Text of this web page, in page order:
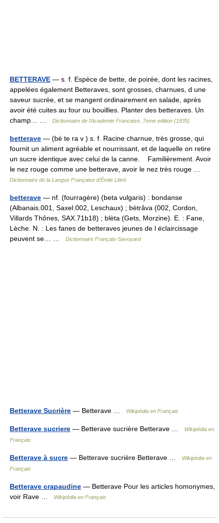
BETTERAVE — s. f. Espèce de bette, de poirée, dont les racines,
appelées également Betteraves, sont grosses, charnues, d une
saveur sucrée, et se mangent ordinairement en salade, après
avoir été cuites au four ou bouillies. Planter des betteraves. Un
champ… …
Dictionnaire de l'Academie Francaise, 7eme edition (1835)
betterave — (bè te ra v ) s. f. Racine charnue, très grosse, qui
fournit un aliment agréable et nourrissant, et de laquelle on retire
un sucre identique avec celui de la canne. Familièrement. Avoir
le nez rouge comme une betterave, avoir le nez très rouge …
Dictionnaire de la Langue Française d'Émile Littré
betterave — nf. (fourragère) (beta vulgaris) : bondanse
(Albanais.001, Saxel.002, Leschaux) ; bètrâva (002, Cordon,
Villards Thônes, SAX.71b18) ; blèta (Gets, Morzine). E. : Fane,
Lèche. N. : Les fanes de betteraves jeunes de l éclaircissage
peuvent se… …
Dictionnaire Français-Savoyard
Betterave Sucrière — Betterave … Wikipédia en Français
Betterave sucriere — Betterave sucrière Betterave …
Wikipédia en
Français
Betterave à sucre — Betterave sucrière Betterave …
Wikipédia en
Français
Betterave crapaudine — Betterave Pour les articles homonymes,
voir Rave …
Wikipédia en Français